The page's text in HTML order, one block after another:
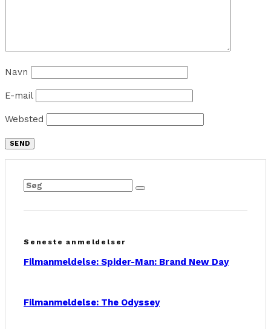
Navn
E-mail
Websted
Seneste anmeldelser
Filmanmeldelse: Spider-Man: Brand New Day
Filmanmeldelse: The Odyssey